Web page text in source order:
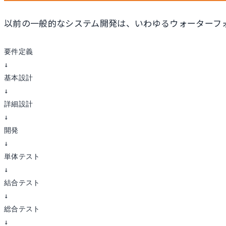
以前の一般的なシステム開発は、いわゆるウォーターフ
要件定義
↓
基本設計
↓
詳細設計
↓
開発
↓
単体テスト
↓
結合テスト
↓
総合テスト
↓